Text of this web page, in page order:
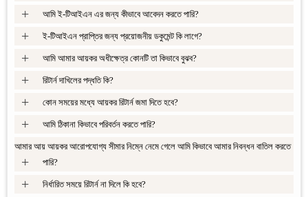
আমি ই-টিআইএন এর জন্য কীভাবে আবেদন করতে পারি?
+
ই-টিআইএন প্রাপ্তির জন্য প্রয়োজনীয় ডকুমেন্ট কি লাগে?
+
আমি আমার আয়কর অধীক্ষেত্র কোনটি তা কিভাবে বুঝব?
+
রিটার্ন দাখিলের পদ্ধতি কি?
+
কোন সময়ের মধ্যে আয়কর রিটার্ন জমা দিতে হবে?
+
আমি ঠিকানা কিভাবে পরিবর্তন করতে পারি?
+
আমার আয় আয়কর আরোপযোগ্য সীমার নিম্নে নেমে গেলে আমি কিভাবে আমার নিবন্ধন বাতিল করতে
পারি?
+
নির্ধারিত সময়ে রিটার্ন না দিলে কি হবে?
+